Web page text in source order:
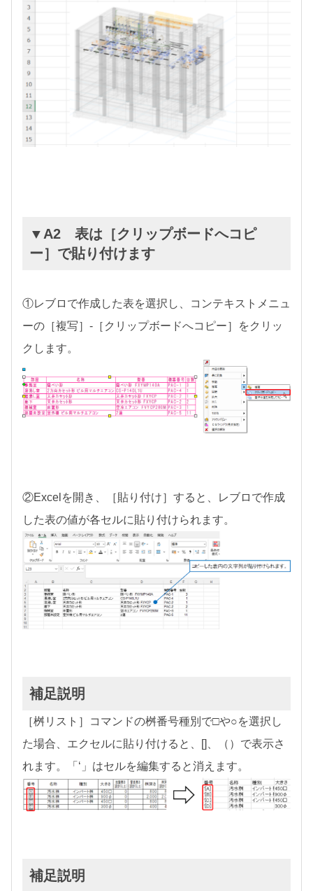
▼A2 表は［クリップボードへコピ
ー］で貼り付けます
①レブロで作成した表を選択し、コンテキストメニュ
ーの［複写］-［クリップボードへコピー］をクリッ
クします。
②Excelを開き、［貼り付け］すると、レブロで作成
した表の値が各セルに貼り付けられます。
補足説明
［桝リスト］コマンドの桝番号種別で□や○を選択し
た場合、エクセルに貼り付けると、[]、（）で表示さ
れます。「‘」はセルを編集すると消えます。
補足説明